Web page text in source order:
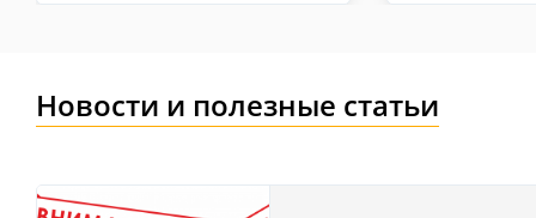
Новости и полезные статьи